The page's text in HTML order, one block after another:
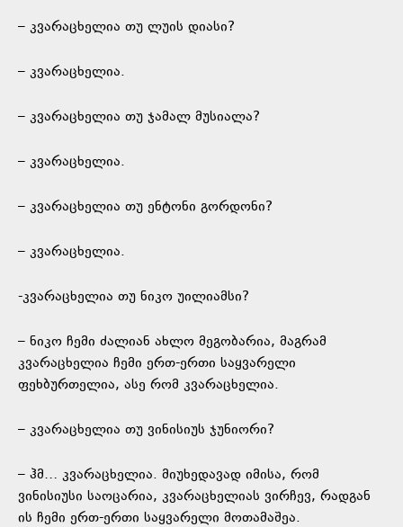
– კვარაცხელია თუ ლუის დიასი?
– კვარაცხელია.
– კვარაცხელია თუ ჯამალ მუსიალა?
– კვარაცხელია.
– კვარაცხელია თუ ენტონი გორდონი?
– კვარაცხელია.
-კვარაცხელია თუ ნიკო უილიამსი?
– ნიკო ჩემი ძალიან ახლო მეგობარია, მაგრამ
კვარაცხელია ჩემი ერთ-ერთი საყვარელი
ფეხბურთელია, ასე რომ კვარაცხელია.
– კვარაცხელია თუ ვინისიუს ჯუნიორი?
– ჰმ… კვარაცხელია. მიუხედავად იმისა, რომ
ვინისიუსი საოცარია, კვარაცხელიას ვირჩევ, რადგან
ის ჩემი ერთ-ერთი საყვარელი მოთამაშეა.